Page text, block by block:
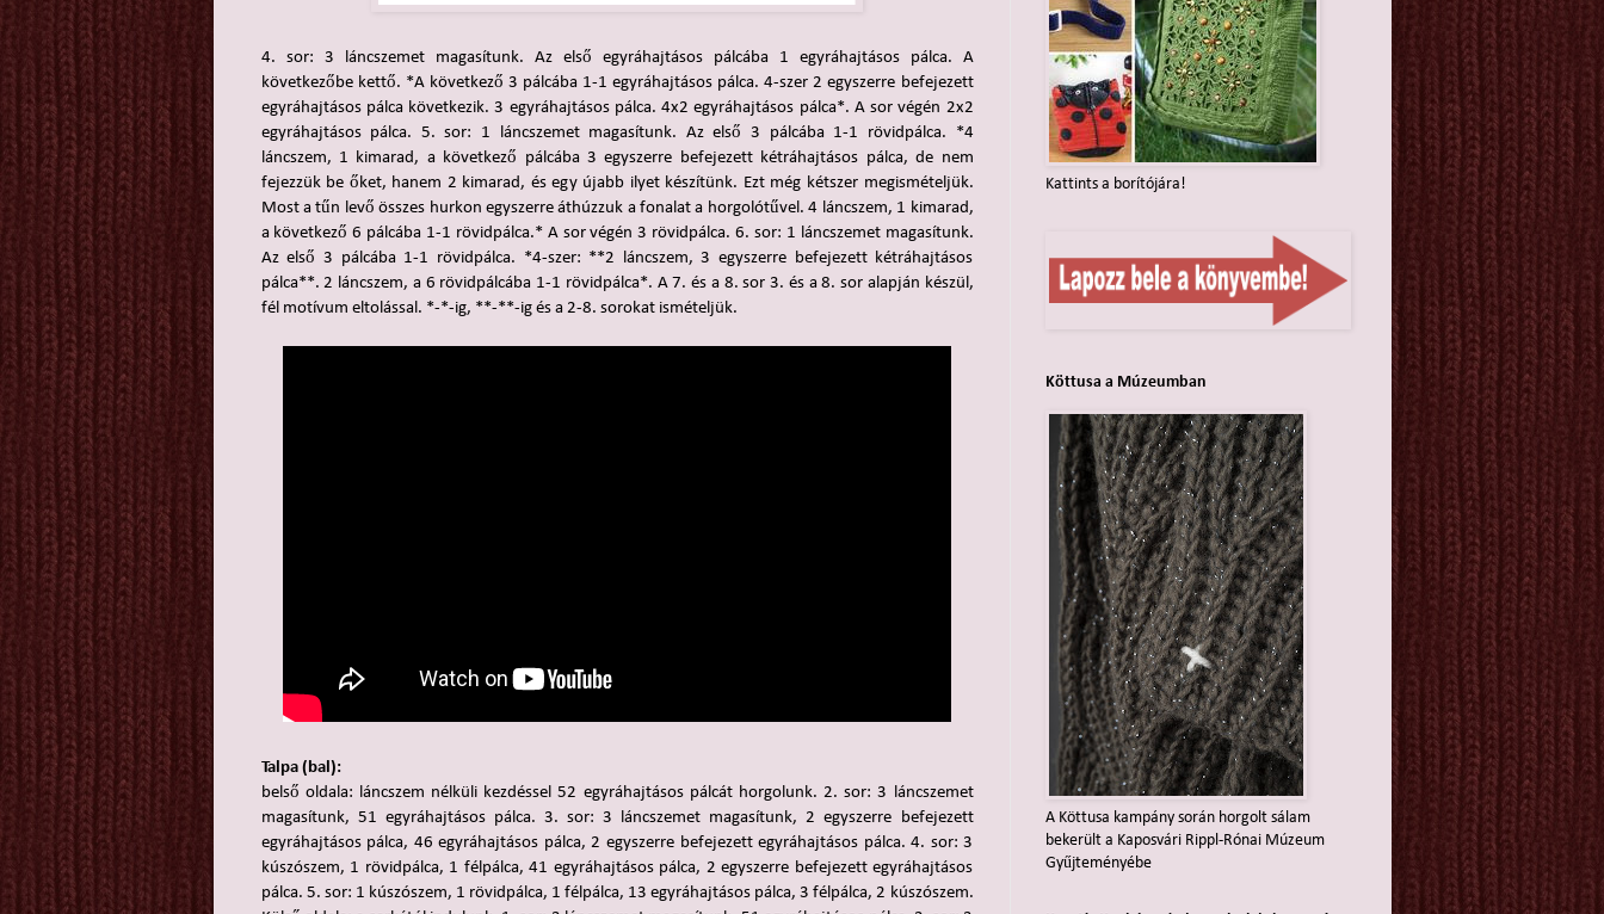
4. sor: 3 láncszemet magasítunk. Az első egyráhajtásos pálcába 1 egyráhajtásos pálca. A
következőbe kettő. *A következő 3 pálcába 1-1 egyráhajtásos pálca. 4-szer 2 egyszerre befejezett
egyráhajtásos pálca következik. 3 egyráhajtásos pálca. 4x2 egyráhajtásos pálca*. A sor végén 2x2
egyráhajtásos pálca. 5. sor: 1 láncszemet magasítunk. Az első 3 pálcába 1-1 rövidpálca. *4
láncszem, 1 kimarad, a következő pálcába 3 egyszerre befejezett kétráhajtásos pálca, de nem
fejezzük be őket, hanem 2 kimarad, és egy újabb ilyet készítünk. Ezt még kétszer megismételjük.
Most a tűn levő összes hurkon egyszerre áthúzzuk a fonalat a horgolótűvel. 4 láncszem, 1 kimarad,
a következő 6 pálcába 1-1 rövidpálca.* A sor végén 3 rövidpálca. 6. sor: 1 láncszemet magasítunk.
Az első 3 pálcába 1-1 rövidpálca. *4-szer: **2 láncszem, 3 egyszerre befejezett kétráhajtásos
pálca**. 2 láncszem, a 6 rövidpálcába 1-1 rövidpálca*. A 7. és a 8. sor 3. és a 8. sor alapján készül,
fél motívum eltolással. *-*-ig, **-**-ig és a 2-8. sorokat ismételjük.
Talpa (bal):
belső oldala: láncszem nélküli kezdéssel 52 egyráhajtásos pálcát horgolunk. 2. sor: 3 láncszemet
magasítunk, 51 egyráhajtásos pálca. 3. sor: 3 láncszemet magasítunk, 2 egyszerre befejezett
egyráhajtásos pálca, 46 egyráhajtásos pálca, 2 egyszerre befejezett egyráhajtásos pálca. 4. sor: 3
kúszószem, 1 rövidpálca, 1 félpálca, 41 egyráhajtásos pálca, 2 egyszerre befejezett egyráhajtásos
pálca. 5. sor: 1 kúszószem, 1 rövidpálca, 1 félpálca, 13 egyráhajtásos pálca, 3 félpálca, 2 kúszószem.
Kattints a borítójára!
Köttusa a Múzeumban
A Köttusa kampány során horgolt sálam
bekerült a Kaposvári Rippl-Rónai Múzeum
Gyűjteményébe